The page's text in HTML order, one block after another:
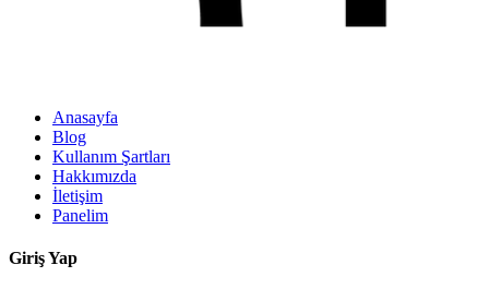
Anasayfa
Blog
Kullanım Şartları
Hakkımızda
İletişim
Panelim
Giriş Yap